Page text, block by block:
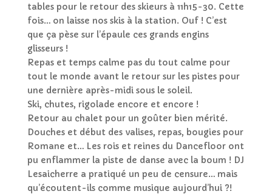
tables pour le retour des skieurs à 11h15-30. Cette
fois… on laisse nos skis à la station. Ouf ! C’est
que ça pèse sur l’épaule ces grands engins
glisseurs !
Repas et temps calme pas du tout calme pour
tout le monde avant le retour sur les pistes pour
une dernière après-midi sous le soleil.
Ski, chutes, rigolade encore et encore !
Retour au chalet pour un goûter bien mérité.
Douches et début des valises, repas, bougies pour
Romane et… Les rois et reines du Dancefloor ont
pu enflammer la piste de danse avec la boum ! DJ
Lesaicherre a pratiqué un peu de censure… mais
qu’écoutent-ils comme musique aujourd’hui?!